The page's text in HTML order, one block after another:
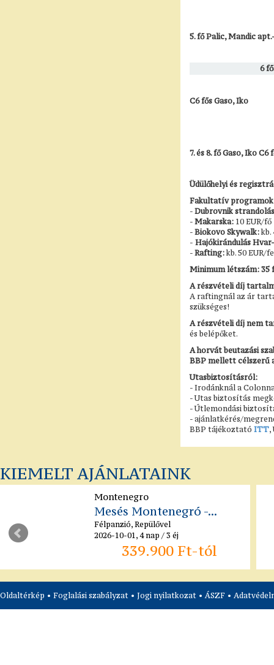
5. fő Palic, Mandic
6
C6 fős Gaso, Iko
7. és 8. fő Gaso, Iko C6
Üdülőhelyi és
Fakultatív
- Dubrovnik
- Makarska: 10 EUR/fő
- Biokovo Skywalk:kb.
- Hajókirándulás
- Rafting:kb. 50 EUR/
Minimum létszám: 35
A részvételi díj
A raftingnál az ár
szükséges!
A részvételi díj nem
és belépőket.
A horvát beutazási
BBP mellett célszerű
Utasbiztosításról:
- Irodánknál a
- Utas biztosítás
- Útlemondási
- ajánlatkérés/
BBP tájékoztató ITT,
KIEMELT AJÁNLATAINK
Montenegro
Mesés Montenegró -...
Félpanzió, Repülővel
2026-10-01, 4 nap / 3 éj
339.900 Ft-tól
Oldaltérkép • Foglalási szabályzat • Jogi nyilatkozat • ÁSZF •